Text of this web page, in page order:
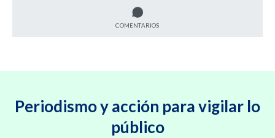
COMENTARIOS
Periodismo y acción para vigilar lo
público